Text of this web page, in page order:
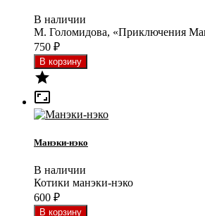
В наличии
М. Голомидова, «Приключения
750 ₽


Манэки-нэко
В наличии
Котики манэки-нэко
600 ₽